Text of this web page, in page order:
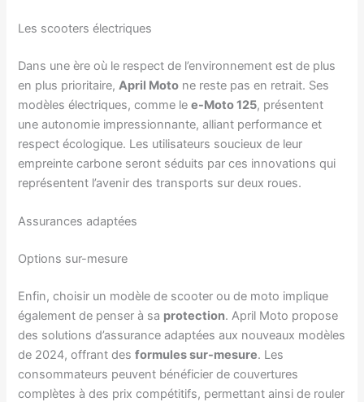
Les scooters électriques
Dans une ère où le respect de l’environnement est de plus
en plus prioritaire,April Moto ne reste pas en retrait. Ses
modèles électriques, comme lee-Moto 125, présentent
une autonomie impressionnante, alliant performance et
respect écologique. Les utilisateurs soucieux de leur
empreinte carbone seront séduits par ces innovations qui
représentent l’avenir des transports sur deux roues.
Assurances adaptées
Options sur-mesure
Enfin, choisir un modèle de scooter ou de moto implique
également de penser à sa protection. April Moto propose
des solutions d’assurance adaptées aux nouveaux modèles
de 2024, offrant desformules sur-mesure. Les
consommateurs peuvent bénéficier de couvertures
complètes à des prix compétitifs, permettant ainsi de rouler